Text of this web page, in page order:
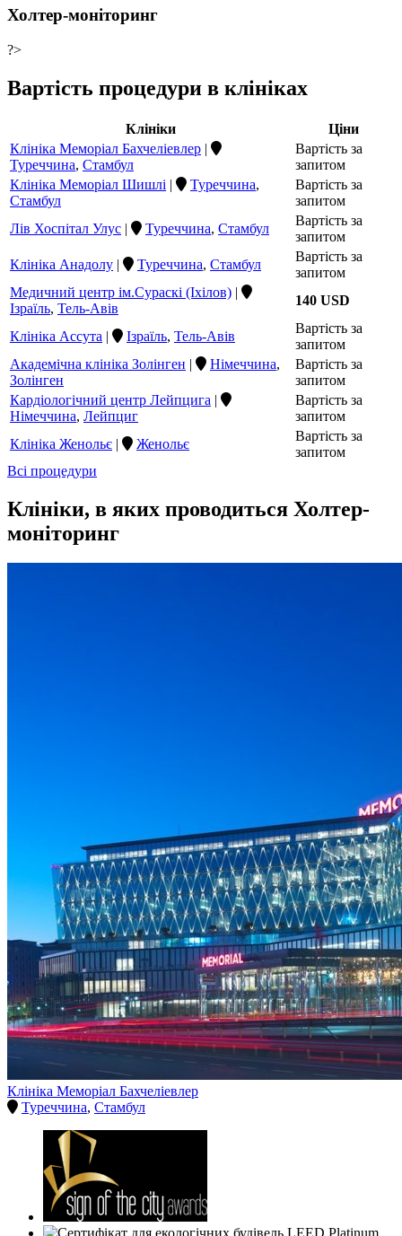
Холтер-моніторинг
?>
Вартість процедури в клініках
Клініки
Ціни
Клініка Меморіал Бахчеліевлер |
Туреччина, Стамбул
Вартість за
запитом
Клініка Меморіал Шишлі | Туреччина,
Стамбул
Вартість за
запитом
Лів Хоспітал Улус | Туреччина, Стамбул
Вартість за
запитом
Клініка Анадолу | Туреччина, Стамбул
Вартість за
запитом
Медичний центр ім.Сураскі (Іхілов) |
Ізраїль, Тель-Авів
140 USD
Клініка Ассута | Ізраїль, Тель-Авів
Вартість за
запитом
Академічна клініка Золінген | Німеччина,
Золінген
Вартість за
запитом
Кардіологічний центр Лейпцига |
Німеччина, Лейпциг
Вартість за
запитом
Клініка Женольє | Женольє
Вартість за
запитом
Всі процедури
Клініки, в яких проводиться Холтер-
моніторинг
Клініка Меморіал Бахчеліевлер
Туреччина, Стамбул